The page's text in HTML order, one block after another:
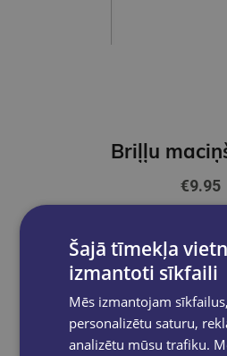
€9.95
Šajā tīmekļa
izmantoti sīkfaili
Mēs izmantojam
personalizētu saturu,
analizētu mūsu trafiku.